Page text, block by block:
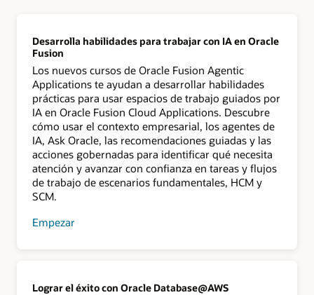
Desarrolla habilidades para trabajar con IA en Oracle
Fusion
Los nuevos cursos de Oracle Fusion Agentic
Applications te ayudan a desarrollar habilidades
prácticas para usar espacios de trabajo guiados por
IA en Oracle Fusion Cloud Applications. Descubre
cómo usar el contexto empresarial, los agentes de
IA, Ask Oracle, las recomendaciones guiadas y las
acciones gobernadas para identificar qué necesita
atención y avanzar con confianza en tareas y flujos
de trabajo de escenarios fundamentales, HCM y
SCM.
Empezar
Lograr el éxito con Oracle Database@AWS